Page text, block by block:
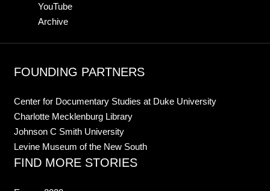
YouTube
Archive
FOUNDING PARTNERS
Center for Documentary Studies at Duke University
Charlotte Mecklenburg Library
Johnson C Smith University
Levine Museum of the New South
FIND MORE STORIES